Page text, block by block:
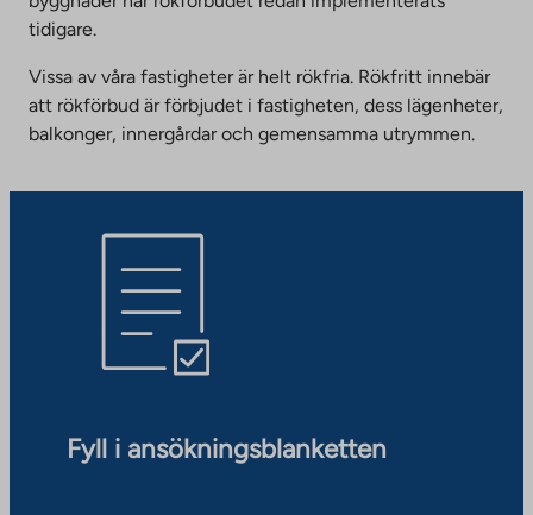
tidigare.
Vissa av våra fastigheter är helt rökfria. Rökfritt innebär
att rökförbud är förbjudet i fastigheten, dess lägenheter,
balkonger, innergårdar och gemensamma utrymmen.
Fyll i ansökningsblanketten